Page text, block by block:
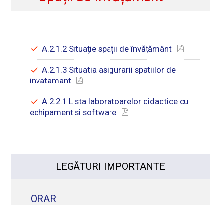
A.2.1.2 Situație spații de învățământ
A.2.1.3 Situatia asigurarii spatiilor de
invatamant
A.2.2.1 Lista laboratoarelor didactice cu
echipament si software
LEGĂTURI IMPORTANTE
ORAR